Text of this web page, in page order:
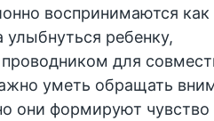
воспринимаются как
улыбнуться ребенку,
для
уметь обращать
они формируют чувство